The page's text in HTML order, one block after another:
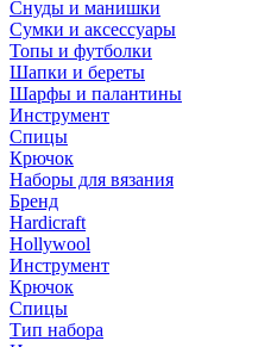
Снуды и манишки
Сумки и аксессуары
Топы и футболки
Шапки и береты
Шарфы и палантины
Инструмент
Спицы
Крючок
Наборы для вязания
Бренд
Hardicraft
Hollywool
Инструмент
Крючок
Спицы
Тип набора